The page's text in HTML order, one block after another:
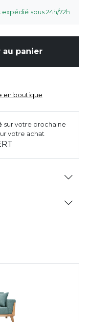
expédié sous 24h/72h
au panier
en boutique
sur votre prochaine
votre achat